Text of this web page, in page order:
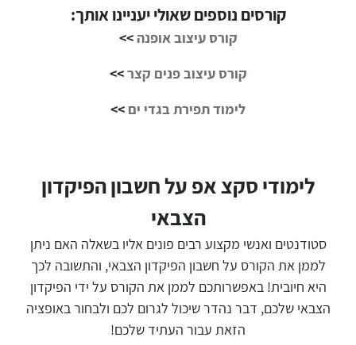
קורסים נוספים שאולי יעניינו אותך:
קורס עיצוב אופנה >>
קורס עיצוב פנים קצר>>
לימוד תפירת בגדי ים >>
לימודי סקצ אפ על חשבון הפיקדון
הצבאי
סטודנטים ואנשי מקצוע רבים פונים אליו בשאלה האם ניתן
לממן את הקורס על חשבון הפיקדון הצבאי, והתשובה לכך
היא חיובית! באפשרותכם לממן את הקורס על ידי הפיקדון
הצבאי שלכם, דבר נהדר שיכול לגרום לכם ולבחור באופציה
הזאת עבור העתיד שלכם!